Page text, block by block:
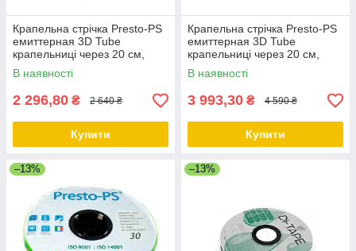
Крапельна стрічка Presto-PS
емиттерная 3D Tube
крапельниці через 20 см,
витрата 2.7 л/год, довжина
1000 м
В наявності
2 296,80 ₴ 2 640 ₴
Купити
Крапельна стрічка Presto-PS
емиттерная 3D Tube
крапельниці через 20 см,
витрата 2.7 л/год, довжина
2000 м
В наявності
3 993,30 ₴ 4 590 ₴
Купити
–13% –13%